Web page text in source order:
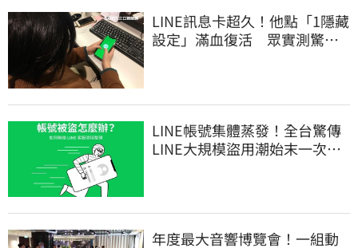
LINE訊息卡超久！他點「1隱藏
設定」滿血復活 眾實測驚：
LINE帳號集體蒸發！全台驚傳
LINE大規模盜用潮始末一次
年度最大音響博覽會！一組動